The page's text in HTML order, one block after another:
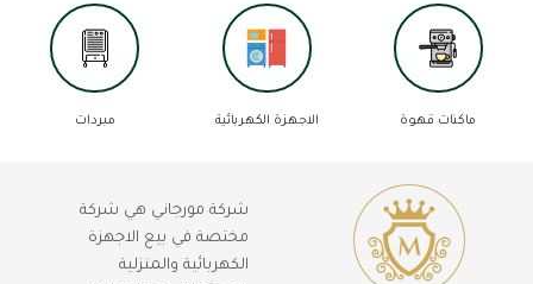
ماكنات قهوة الاجهزة الكهربائية مبردات
شركة مورجاني هي شركة
مختصة في بيع الاجهزة
الكهربائية والمنزلية